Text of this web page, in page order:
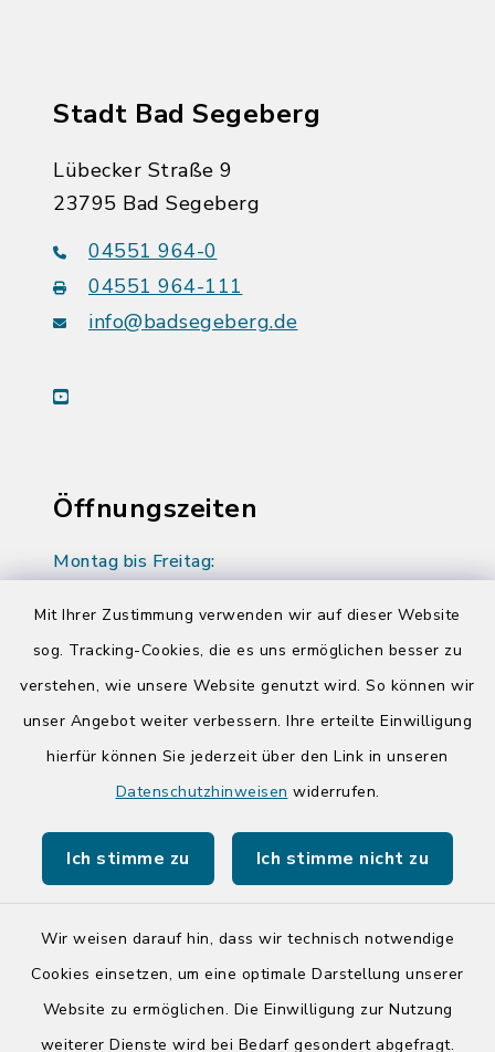
Mit Ihrer Zustimmung verwenden wir auf dieser Website
sog. Tracking-Cookies, die es uns ermöglichen besser zu
verstehen, wie unsere Website genutzt wird. So können wir
unser Angebot weiter verbessern. Ihre erteilte Einwilligung
hierfür können Sie jederzeit über den Link in unseren
Datenschutzhinweisen widerrufen.
Ich stimme zu Ich stimme nicht zu
Wir weisen darauf hin, dass wir technisch notwendige
Cookies einsetzen, um eine optimale Darstellung unserer
Website zu ermöglichen. Die Einwilligung zur Nutzung
weiterer Dienste wird bei Bedarf gesondert abgefragt.
Stadt Bad Segeberg
Lübecker Straße 9
23795 Bad Segeberg
04551 964-0
04551 964-111
info@badsegeberg.de
youtube
Öffnungszeiten
Montag bis Freitag:
Donnerstag zusätzlich:
14:00-17:00 Uhr
Quicklinks
Tourist-Info der Stadt Bad Segeberg